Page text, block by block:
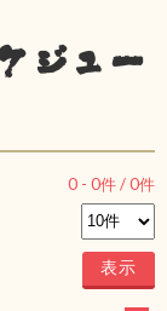
ジュー
0 - 0件 /0件